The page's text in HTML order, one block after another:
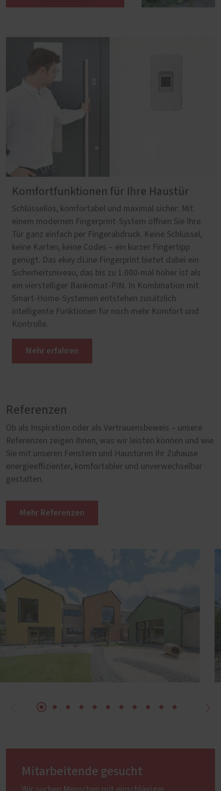
Komfortfunktionen für Ihre Haustür
Schlüssellos, komfortabel und maximal sicher: Mit
einem modernen Fingerprint-System öffnen Sie Ihre
Tür ganz einfach per Fingerabdruck. Keine Schlüssel,
keine Karten, keine Codes – ein kurzer Fingertipp
genügt. Das ekey dLine Fingerprint bietet dabei ein
Sicherheitsniveau, das bis zu 1.000-mal höher ist als
ein vierstelliger Bankomat-PIN. In Kombination mit
Smart-Home-Systemen entstehen zusätzlich
intelligente Funktionen für noch mehr Komfort und
Kontrolle.
Mehr erfahren
Referenzen
Ob als Inspiration oder als Vertrauensbeweis – unsere
Referenzen zeigen Ihnen, was wir leisten können und wie
Sie mit unseren Fenstern und Haustüren Ihr Zuhause
energieeffizienter, komfortabler und unverwechselbar
gestalten.
Mehr Referenzen
Mitarbeitende gesucht